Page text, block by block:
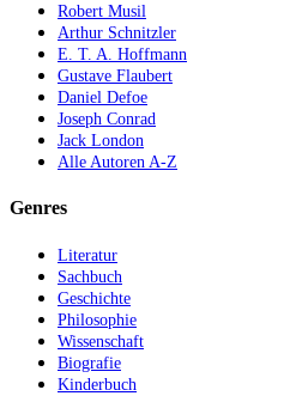
Robert Musil
Arthur Schnitzler
E. T. A. Hoffmann
Gustave Flaubert
Daniel Defoe
Joseph Conrad
Jack London
Alle Autoren A-Z
Genres
Literatur
Sachbuch
Geschichte
Philosophie
Wissenschaft
Biografie
Kinderbuch